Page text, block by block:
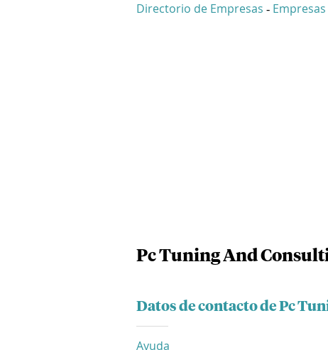
Directorio de Empresas - Empresas
Pc Tuning And
Datos de contacto de Pc
Ayuda